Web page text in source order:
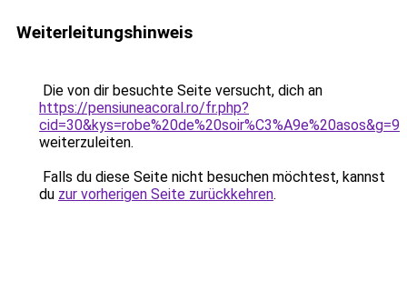
Weiterleitungshinweis
Die von dir besuchte Seite versucht, dich an
https://pensiuneacoral.ro/fr.php?
cid=30&kys=robe%20de%20soir%C3%A9e%20asos&g=9
weiterzuleiten.
Falls du diese Seite nicht besuchen möchtest, kannst
du zur vorherigen Seite zurückkehren.